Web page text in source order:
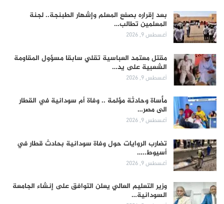
بعد إقراره بصفع المعلم وإشهار الطبنجة.. لجنة
المعلمين تطالب…
أغسطس 9, 2026
مقتل معتمد العباسية تقلي سابقا مسؤول المقاومة
الشعبية على يد…
أغسطس 9, 2026
مأساة وحادثة مؤلمة .. وفاة أم سودانية في القطار
الى مصر…
أغسطس 9, 2026
تضارب الروايات حول وفاة سودانية بحادث قطار في
أسيوط..…
أغسطس 9, 2026
وزير التعليم العالي يعلن التوافق على إنشاء الجامعة
السودانية…